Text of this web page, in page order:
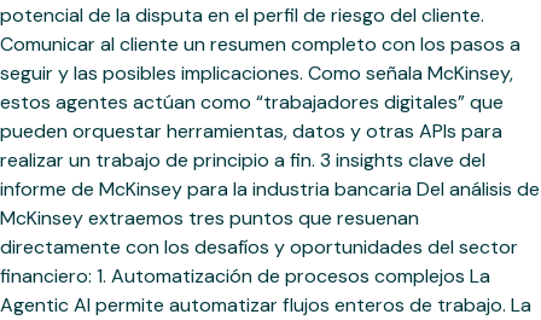
potencial de la disputa en el perfil de riesgo del cliente.
Comunicar al cliente un resumen completo con los pasos a
seguir y las posibles implicaciones. Como señala McKinsey,
estos agentes actúan como “trabajadores digitales” que
pueden orquestar herramientas, datos y otras APIs para
realizar un trabajo de principio a fin. 3 insights clave del
informe de McKinsey para la industria bancaria Del análisis de
McKinsey extraemos tres puntos que resuenan
directamente con los desafíos y oportunidades del sector
financiero: 1. Automatización de procesos complejos La
Agentic AI permite automatizar flujos enteros de trabajo. La